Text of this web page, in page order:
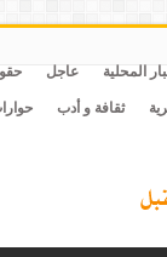
المحلية عاجل
ثقافة و أدب